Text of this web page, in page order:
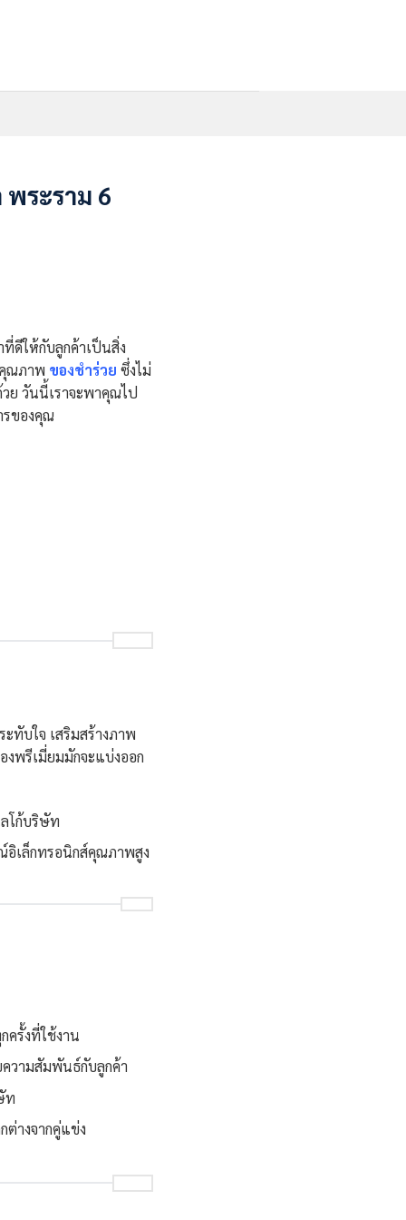
ระราม 6
ที่ดีให้กับลูกค้าเป็นสิ่ง
ณภาพ ของชำร่วย ซึ่งไม่
ย วันนี้เราจะพาคุณไป
ของคุณ
ทับใจ เสริมสร้างภาพ
พรีเมี่ยมมักจะแบ่งออก
โก้บริษัท
อิเล็กทรอนิกส์คุณภาพสูง
ครั้งที่ใช้งาน
วามสัมพันธ์กับลูกค้า
ท
างจากคู่แข่ง